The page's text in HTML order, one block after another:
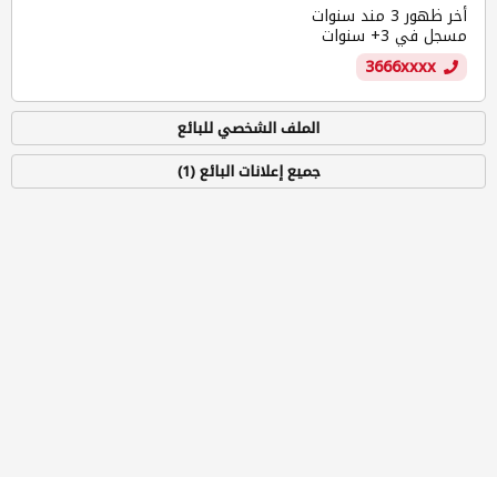
أخر ظهور 3 مند سنوات
مسجل في 3+ سنوات
3666xxxx
الملف الشخصي للبائع
جميع إعلانات البائع (1)